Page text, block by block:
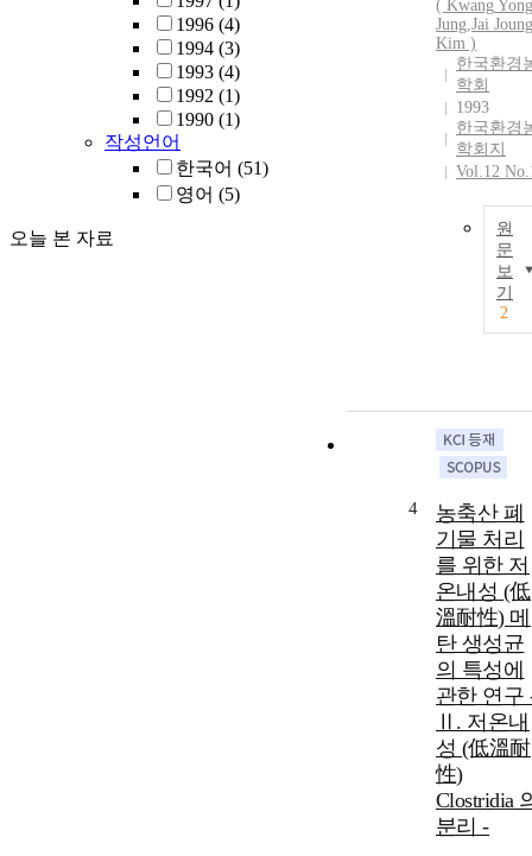
1996 (4)
1994 (3)
1993 (4)
1992 (1)
1990 (1)
작성언어
한국어 (51)
영어 (5)
오늘 본 자료
( Kwang Yong
Jung,Jai Joung
Kim )
한국환경
학회
1993
한국환경
학회지
Vol.12
원
문
보
기
2
4
농축산 폐
기물 처리
를 위한 저
온내성 (低
溫耐性) 메
탄 생성균
의 특성에
관한 연구
Ⅱ. 저온내
성 (低溫耐
性)
Clostridia
분리 -